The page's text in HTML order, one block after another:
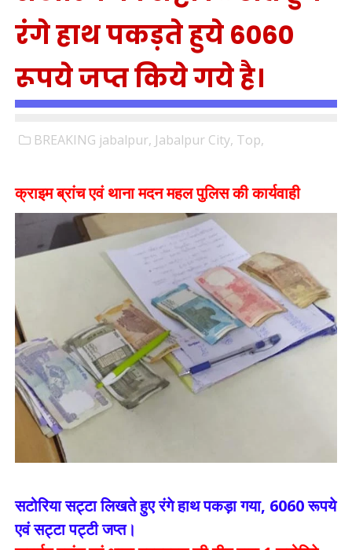
रंगे हाथ पकड़ते हुये 6060
रूपये जप्त किये गये है।
BREAKING jabalpur, Jabalpur City, Top,
क्राइम ब्रांच एवं थाना मदन महल पुलिस की कार्यवाही
सटोरिया सट्टा लिखते हुए रंगे हाथ पकड़ा गया, 6060 रूपये
एवं सट्टा पट्टी जप्त।